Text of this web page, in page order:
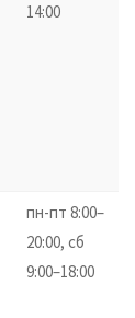
14:00
пн-пт 8:00–
20:00, сб
9:00–18:00